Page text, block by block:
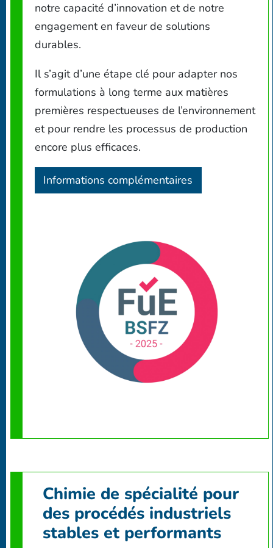
notre capacité d’innovation et de notre
engagement en faveur de solutions
durables.
Il s’agit d’une étape clé pour adapter nos
formulations à long terme aux matières
premières respectueuses de l’environnement
et pour rendre les processus de production
encore plus efficaces.
Informations complémentaires
Chimie de spécialité pour
des procédés industriels
stables et performants